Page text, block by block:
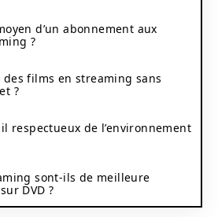
d’un abonnement aux
?
films en streaming sans
?
respectueux de l’environnement
sont-ils de meilleure
DVD ?